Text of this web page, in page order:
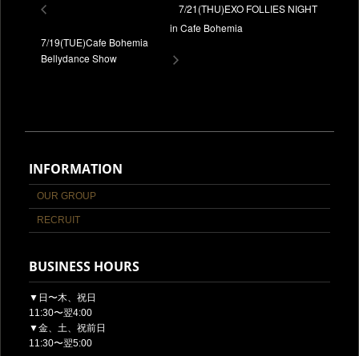
7/19(TUE)Cafe Bohemia
Bellydance Show
7/21(THU)EXO FOLLIES NIGHT
in Cafe Bohemia
INFORMATION
OUR GROUP
RECRUIT
BUSINESS HOURS
▼日〜木、祝日
11:30〜翌4:00
▼金、土、祝前日
11:30〜翌5:00